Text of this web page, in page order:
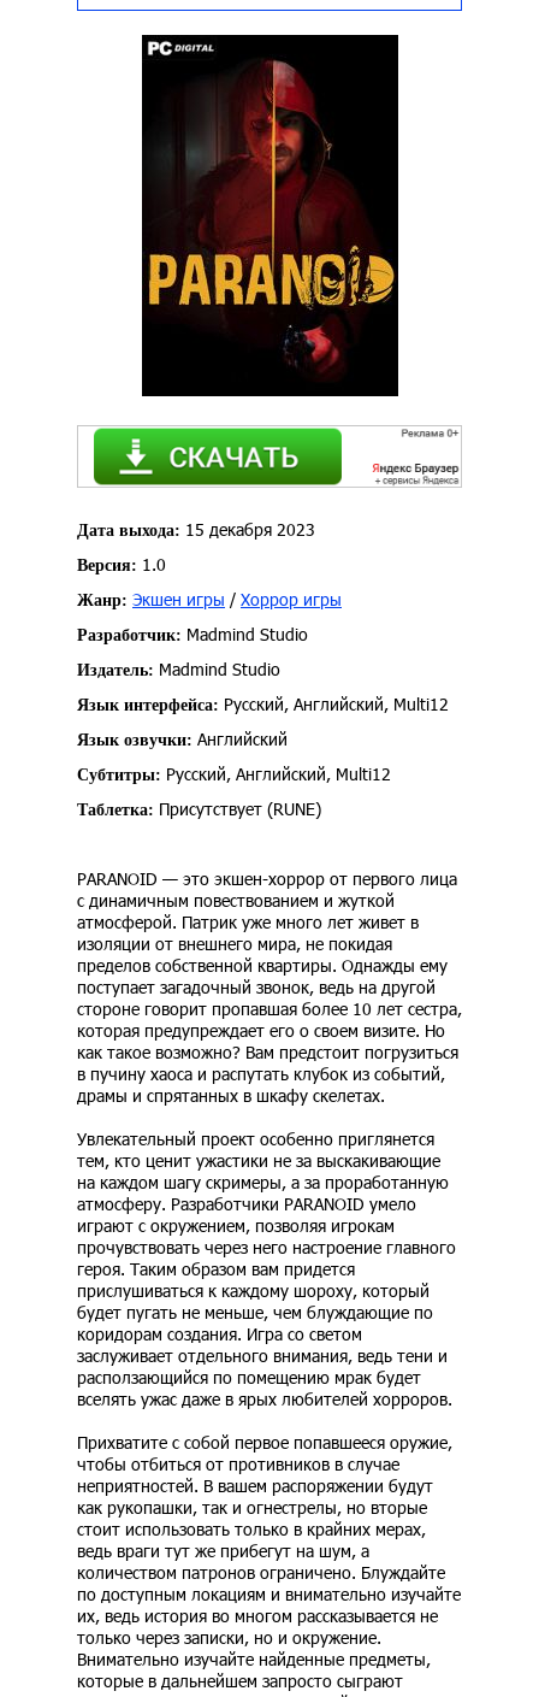
Дата выхода: 15 декабря 2023
Версия: 1.0
Жанр: Экшен игры / Хоррор игры
Разработчик: Madmind Studio
Издатель: Madmind Studio
Язык интерфейса: Русский, Английский, Multi12
Язык озвучки: Английский
Субтитры: Русский, Английский, Multi12
Таблетка: Присутствует (RUNE)
PARANOID — это экшен-хоррор от первого лица
с динамичным повествованием и жуткой
атмосферой. Патрик уже много лет живет в
изоляции от внешнего мира, не покидая
пределов собственной квартиры. Однажды ему
поступает загадочный звонок, ведь на другой
стороне говорит пропавшая более 10 лет сестра,
которая предупреждает его о своем визите. Но
как такое возможно? Вам предстоит погрузиться
в пучину хаоса и распутать клубок из событий,
драмы и спрятанных в шкафу скелетах.
Увлекательный проект особенно приглянется
тем, кто ценит ужастики не за выскакивающие
на каждом шагу скримеры, а за проработанную
атмосферу. Разработчики PARANOID умело
играют с окружением, позволяя игрокам
прочувствовать через него настроение главного
героя. Таким образом вам придется
прислушиваться к каждому шороху, который
будет пугать не меньше, чем блуждающие по
коридорам создания. Игра со светом
заслуживает отдельного внимания, ведь тени и
расползающийся по помещению мрак будет
вселять ужас даже в ярых любителей хорроров.
Прихватите с собой первое попавшееся оружие,
чтобы отбиться от противников в случае
неприятностей. В вашем распоряжении будут
как рукопашки, так и огнестрелы, но вторые
стоит использовать только в крайних мерах,
ведь враги тут же прибегут на шум, а
количеством патронов ограничено. Блуждайте
по доступным локациям и внимательно изучайте
их, ведь история во многом рассказывается не
только через записки, но и окружение.
Внимательно изучайте найденные предметы,
которые в дальнейшем запросто сыграют